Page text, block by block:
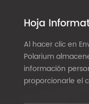
Hoja
Al hacer clic en
Polarium
información
proporcionarle el